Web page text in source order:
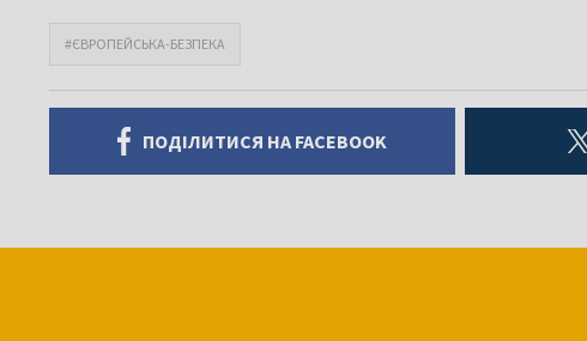
#ЄВРОПЕЙСЬКА-БЕЗПЕКА
ПОДІЛИТИСЯ НА FACEBOOK